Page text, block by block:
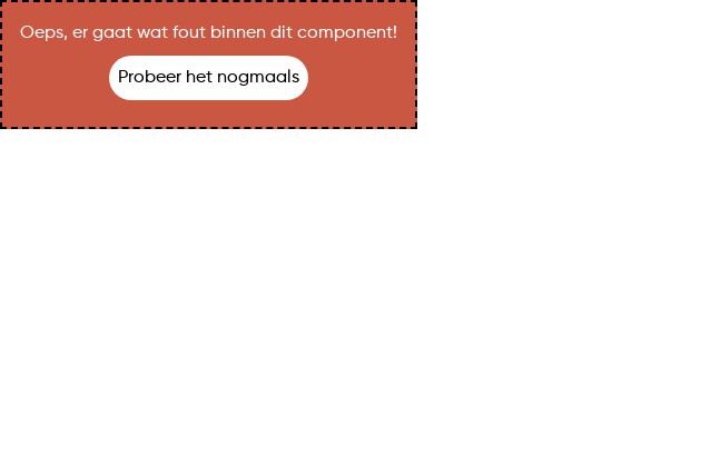
Oeps, er gaat wat fout binnen dit component!
Probeer het nogmaals